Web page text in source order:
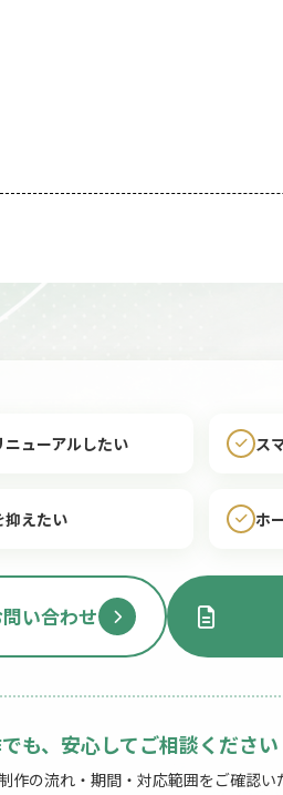
ューアルしたい ス
抑えたい ホ
い合わせ
も、安心してご相談ください
の流れ・期間・対応範囲をご確認い